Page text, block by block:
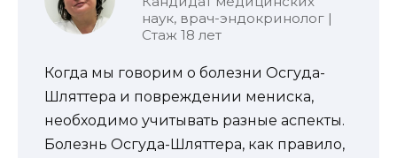
наук, врач-эндокринолог |
Стаж 18 лет
Когда мы говорим о болезни Осгуда-
Шляттера и повреждении мениска,
необходимо учитывать разные аспекты.
Болезнь Осгуда-Шляттера, как правило,